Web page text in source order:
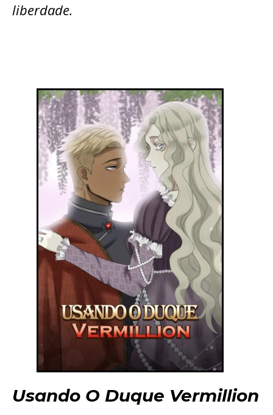
liberdade.
Usando O Duque Vermillion